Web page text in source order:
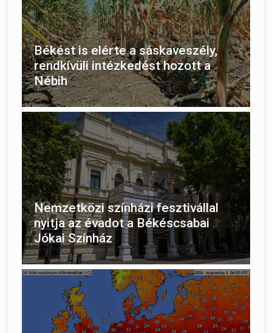
Békést is elérte a sáskaveszély,
rendkívüli intézkedést hozott a
Nébih
Nemzetközi színházi fesztivállal
nyitja az évadot a Békéscsabai
Jókai Színház